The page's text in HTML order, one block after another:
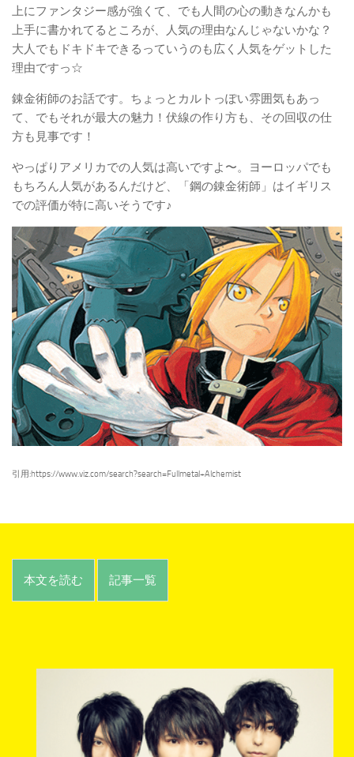
上にファンタジー感が強くて、でも人間の心の動きなんかも
上手に書かれてるところが、人気の理由なんじゃないかな？
大人でもドキドキできるっていうのも広く人気をゲットした
理由ですっ☆
錬金術師のお話です。ちょっとカルトっぽい雰囲気もあっ
て、でもそれが最大の魅力！伏線の作り方も、その回収の仕
方も見事です！
やっぱりアメリカでの人気は高いですよ〜。ヨーロッパでも
もちろん人気があるんだけど、「鋼の錬金術師」はイギリス
での評価が特に高いそうです♪
引用:https://www.viz.com/search?search=Fullmetal+Alchemist
本文を読む 記事一覧